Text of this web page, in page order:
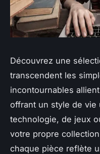
Découvrez une
transcendent les
incontournables
offrant un style de vie
technologie, de jeux
votre propre
chaque pièce reflète